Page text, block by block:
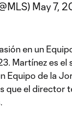
May 7,
en un
Martínez es
Equipo de la
que el director